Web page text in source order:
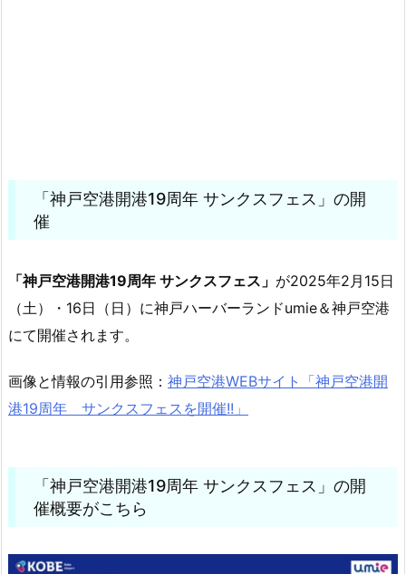
「神戸空港開港19周年 サンクスフェス」の開
催
「神戸空港開港19周年 サンクスフェス」 が2025年2月15日
（土）・16日（日）に神戸ハーバーランドumie＆神戸空港
にて開催されます。
画像と情報の引用参照： 神戸空港WEBサイト「神戸空港開
港19周年 サンクスフェスを開催!!」
「神戸空港開港19周年 サンクスフェス」の開
催概要がこちら